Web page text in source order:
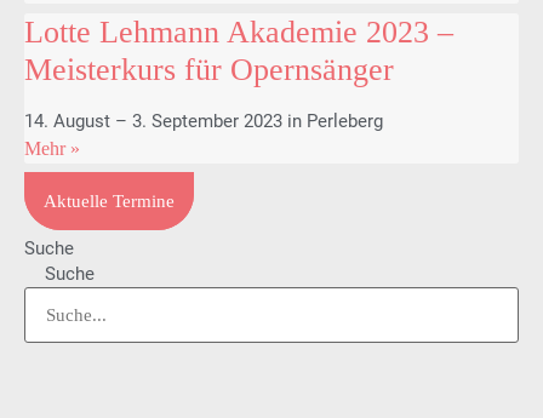
Lotte Lehmann Akademie 2023 –
Meisterkurs für Opernsänger
14. August – 3. September 2023 in Perleberg
Mehr »
Aktuelle Termine
Suche
Suche